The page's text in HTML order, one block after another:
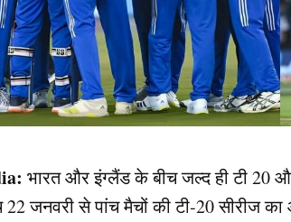
भारत और इंग्लैंड के बीच जल्द ही टी 20
22 जनवरी से पांच मैचों की टी-20 सीरीज